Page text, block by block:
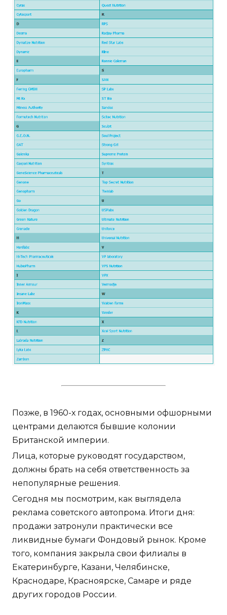
Позже, в 1960-х годах, основными офшорными
центрами делаются бывшие колонии
Британской империи.
Лица, которые руководят государством,
должны брать на себя ответственность за
непопулярные решения.
Сегодня мы посмотрим, как выглядела
реклама советского автопрома. Итоги дня:
продажи затронули практически все
ликвидные бумаги Фондовый рынок. Кроме
того, компания закрыла свои филиалы в
Екатеринбурге, Казани, Челябинске,
Краснодаре, Красноярске, Самаре и ряде
других городов России.